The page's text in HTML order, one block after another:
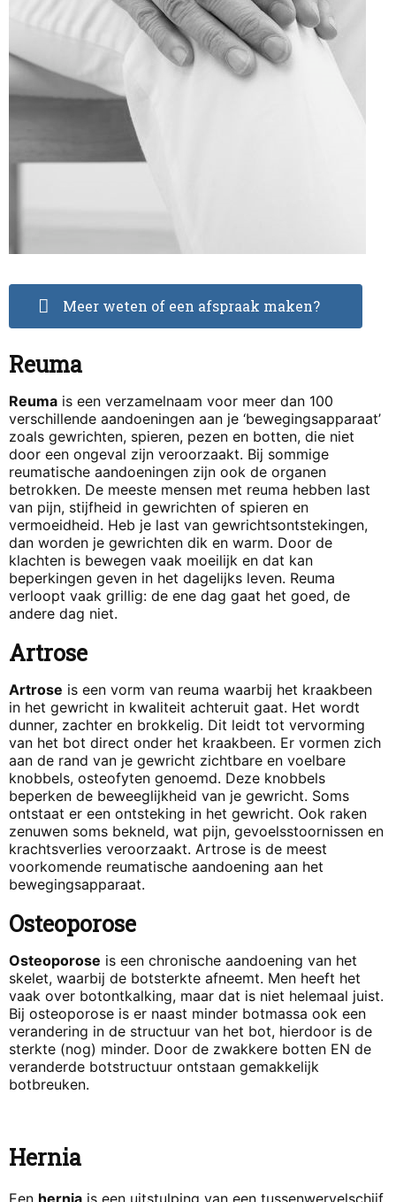
Meer weten of een afspraak maken?
Reuma
Reuma is een verzamelnaam voor meer dan 100
verschillende aandoeningen aan je ‘bewegingsapparaat’
zoals gewrichten, spieren, pezen en botten, die niet
door een ongeval zijn veroorzaakt. Bij sommige
reumatische aandoeningen zijn ook de organen
betrokken. De meeste mensen met reuma hebben last
van pijn, stijfheid in gewrichten of spieren en
vermoeidheid. Heb je last van gewrichtsontstekingen,
dan worden je gewrichten dik en warm. Door de
klachten is bewegen vaak moeilijk en dat kan
beperkingen geven in het dagelijks leven. Reuma
verloopt vaak grillig: de ene dag gaat het goed, de
andere dag niet.
Artrose
Artrose is een vorm van reuma waarbij het kraakbeen
in het gewricht in kwaliteit achteruit gaat. Het wordt
dunner, zachter en brokkelig. Dit leidt tot vervorming
van het bot direct onder het kraakbeen. Er vormen zich
aan de rand van je gewricht zichtbare en voelbare
knobbels, osteofyten genoemd. Deze knobbels
beperken de beweeglijkheid van je gewricht. Soms
ontstaat er een ontsteking in het gewricht. Ook raken
zenuwen soms bekneld, wat pijn, gevoelsstoornissen en
krachtsverlies veroorzaakt. Artrose is de meest
voorkomende reumatische aandoening aan het
bewegingsapparaat.
Osteoporose
Osteoporose is een chronische aandoening van het
skelet, waarbij de botsterkte afneemt. Men heeft het
vaak over botontkalking, maar dat is niet helemaal juist.
Bij osteoporose is er naast minder botmassa ook een
verandering in de structuur van het bot, hierdoor is de
sterkte (nog) minder. Door de zwakkere botten EN de
veranderde botstructuur ontstaan gemakkelijk
botbreuken.
Hernia
Een hernia is een uitstulping van een tussenwervelschijf